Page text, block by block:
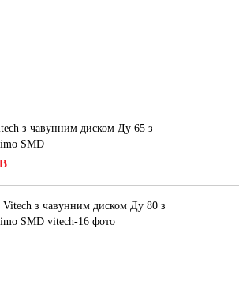
з чавунним диском Ду 65 з
SMD